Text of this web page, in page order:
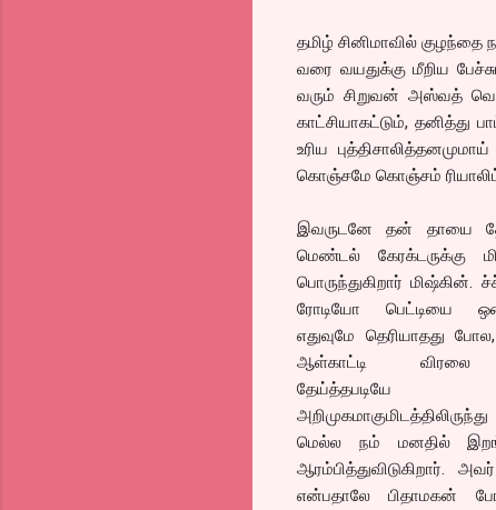
தமிழ் சினிமாவில்
வரை வயதுக்கு மீறிய
வரும் சிறுவன் அஸ்வத்
காட்சியாகட்டும், தனித்து
உரிய
கொஞ்சமே கொஞ்சம்
இவருடனே தன் தாயை
மெண்டல் கேரக்டருக்கு
பொருந்துகிறார் மிஷ்கின்.
ரோடியோ பெட்டியை
எதுவுமே தெரியாதது
ஆள்காட்டி விரலை
தேய்த்தபடியே
மெல்ல நம் மனதில்
ஆரம்பித்துவிடுகிறார்.
என்பதாலே பிதாமகன்